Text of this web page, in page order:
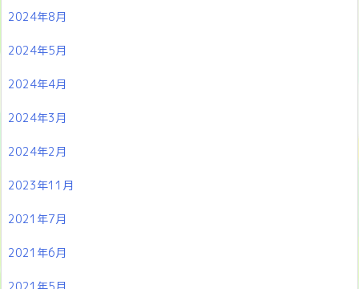
2024年8月
2024年5月
2024年4月
2024年3月
2024年2月
2023年11月
2021年7月
2021年6月
2021年5月